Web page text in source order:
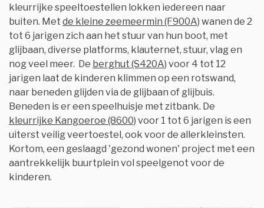
kleurrijke speeltoestellen lokken iedereen naar
buiten. Met de kleine zeemeermin (F900A) wanen de 2
tot 6 jarigen zich aan het stuur van hun boot, met
glijbaan, diverse platforms, klauternet, stuur, vlag en
nog veel meer. De berghut (S420A) voor 4 tot 12
jarigen laat de kinderen klimmen op een rotswand,
naar beneden glijden via de glijbaan of glijbuis.
Beneden is er een speelhuisje met zitbank. De
kleurrijke Kangoeroe (8600) voor 1 tot 6 jarigen is een
uiterst veilig veertoestel, ook voor de allerkleinsten.
Kortom, een geslaagd 'gezond wonen' project met een
aantrekkelijk buurtplein vol speelgenot voor de
kinderen.